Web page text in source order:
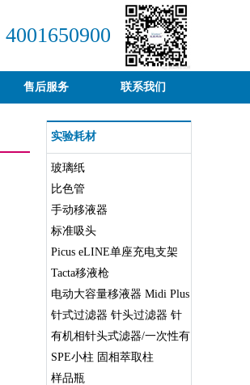
4001650900
售后服务 联系我们
实验耗材
玻璃纸
比色管
手动移液器
标准吸头
Picus eLINE单座充电支架
Tacta移液枪
电动大容量移液器 Midi Plus
移液管助吸器
针式过滤器 针头过滤器 针
筒式滤头 水系有机相 微孔滤
膜过滤头
有机相针头式滤器/一次性有
机相色谱过滤头
SPE小柱 固相萃取柱
样品瓶